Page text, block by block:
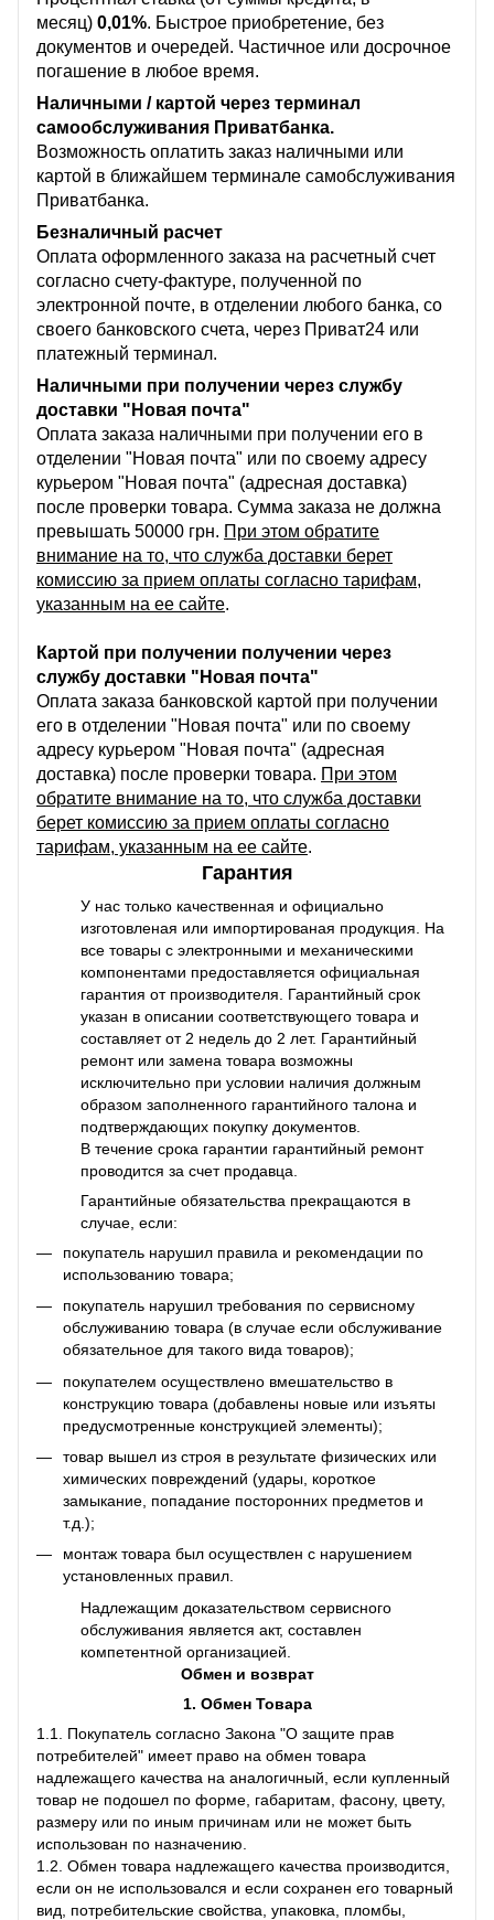
месяц) 0,01%. Быстрое приобретение, без
документов и очередей. Частичное или досрочное
погашение в любое время.
Наличными / картой через терминал
самообслуживания Приватбанка.
Возможность оплатить заказ наличными или
картой в ближайшем терминале самобслуживания
Приватбанка.
Безналичный расчет
Оплата оформленного заказа на расчетный счет
согласно счету-фактуре, полученной по
электронной почте, в отделении любого банка, со
своего банковского счета, через Приват24 или
платежный терминал.
Наличными при получении через службу
доставки "Новая почта"
Оплата заказа наличными при получении его в
отделении "Новая почта" или по своему адресу
курьером "Новая почта" (адресная доставка)
после проверки товара. Сумма заказа не должна
превышать 50000 грн. При этом обратите
внимание на то, что служба доставки берет
комиссию за прием оплаты согласно тарифам,
указанным на ее сайте.
Картой при получении получении через
службу доставки "Новая почта"
Оплата заказа банковской картой при получении
его в отделении "Новая почта" или по своему
адресу курьером "Новая почта" (адресная
доставка) после проверки товара. При этом
обратите внимание на то, что служба доставки
берет комиссию за прием оплаты согласно
тарифам, указанным на ее сайте.
Гарантия
У нас только качественная и официально
изготовленая или импортированая продукция. На
все товары с электронными и механическими
компонентами предоставляется официальная
гарантия от производителя. Гарантийный срок
указан в описании соответствующего товара и
составляет от 2 недель до 2 лет. Гарантийный
ремонт или замена товара возможны
исключительно при условии наличия должным
образом заполненного гарантийного талона и
подтверждающих покупку документов.
В течение срока гарантии гарантийный ремонт
проводится за счет продавца.
Гарантийные обязательства прекращаются в
случае, если:
покупатель нарушил правила и рекомендации по
использованию товара;
покупатель нарушил требования по сервисному
обслуживанию товара (в случае если обслуживание
обязательное для такого вида товаров);
покупателем осуществлено вмешательство в
конструкцию товара (добавлены новые или изъяты
предусмотренные конструкцией элементы);
товар вышел из строя в результате физических или
химических повреждений (удары, короткое
замыкание, попадание посторонних предметов и
т.д.);
монтаж товара был осуществлен с нарушением
установленных правил.
Надлежащим доказательством сервисного
обслуживания является акт, составлен
компетентной организацией.
Обмен и возврат
1. Обмен Товара
1.1. Покупатель согласно Закона "О защите прав
потребителей" имеет право на обмен товара
надлежащего качества на аналогичный, если купленный
товар не подошел по форме, габаритам, фасону, цвету,
размеру или по иным причинам или не может быть
использован по назначению.
1.2. Обмен товара надлежащего качества производится,
если он не использовался и если сохранен его товарный
вид, потребительские свойства, упаковка, пломбы,